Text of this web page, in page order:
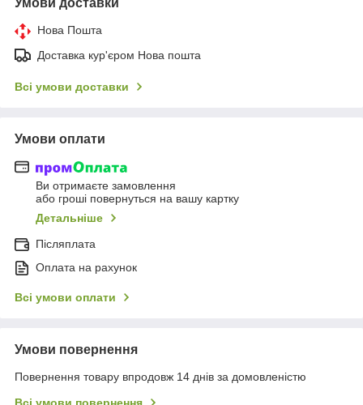
Нова Пошта
Доставка кур'єром Нова пошта
Всі умови доставки
Умови оплати
Ви отримаєте замовлення
або гроші повернуться на вашу картку
Детальніше
Післяплата
Оплата на рахунок
Всі умови оплати
Умови повернення
Повернення товару впродовж 14 днів за домовленістю